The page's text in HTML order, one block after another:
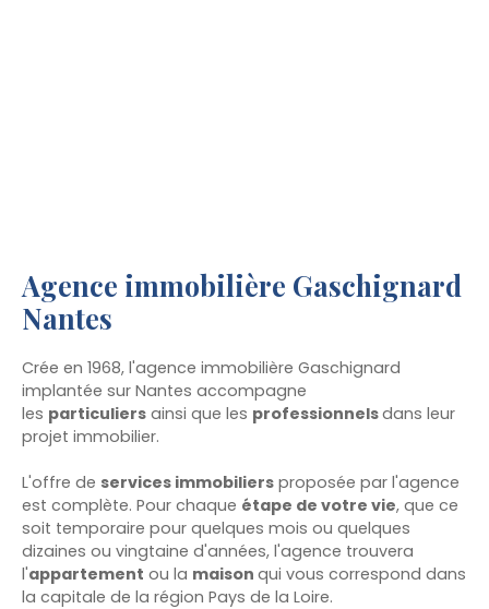
Agence immobilière Gaschignard
Nantes
Crée en 1968, l'agence immobilière Gaschignard
implantée sur Nantes accompagne
les particuliers ainsi que les professionnelsdans leur
projet immobilier.
L'offre de services immobiliers proposée par l'agence
est complète. Pour chaque étape de votre vie, que ce
soit temporaire pour quelques mois ou quelques
dizaines ou vingtaine d'années, l'agence trouvera
l'appartement ou la maison qui vous correspond dans
la capitale de la région Pays de la Loire.